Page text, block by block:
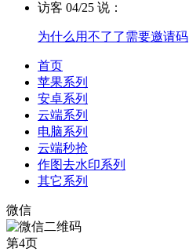
访客 04/25 说：
为什么用不了了需要邀请码
首页
苹果系列
安卓系列
云端系列
电脑系列
云端秒抢
作图去水印系列
其它系列
微信
第4页